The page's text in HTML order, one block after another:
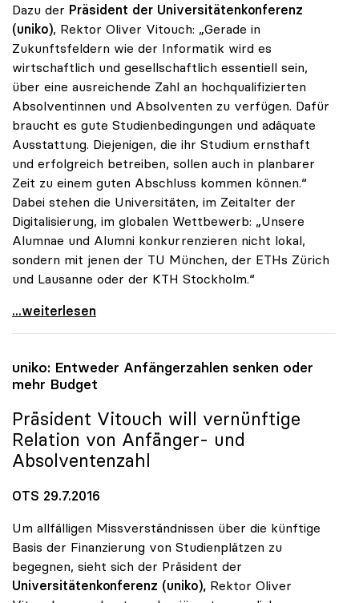
Dazu der Präsident der Universitätenkonferenz
(uniko), Rektor Oliver Vitouch: „Gerade in
Zukunftsfeldern wie der Informatik wird es
wirtschaftlich und gesellschaftlich essentiell sein,
über eine ausreichende Zahl an hochqualifizierten
Absolventinnen und Absolventen zu verfügen. Dafür
braucht es gute Studienbedingungen und adäquate
Ausstattung. Diejenigen, die ihr Studium ernsthaft
und erfolgreich betreiben, sollen auch in planbarer
Zeit zu einem guten Abschluss kommen können.“
Dabei stehen die Universitäten, im Zeitalter der
Digitalisierung, im globalen Wettbewerb: „Unsere
Alumnae und Alumni konkurrenzieren nicht lokal,
sondern mit jenen der TU München, der ETHs Zürich
und Lausanne oder der KTH Stockholm.“
uniko: Ende des politischen Dornröschenschlafs
...weiterlesen
uniko: Entweder Anfängerzahlen senken oder
mehr Budget
Präsident Vitouch will vernünftige
Relation von Anfänger- und
Absolventenzahl
OTS 29.7.2016
Um allfälligen Missverständnissen über die künftige
Basis der Finanzierung von Studienplätzen zu
begegnen, sieht sich der Präsident der
Universitätenkonferenz (uniko), Rektor Oliver